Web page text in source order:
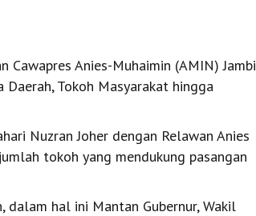
Cawapres Anies-Muhaimin (AMIN) Jambi
Tokoh Masyarakat hingga
Nuzran Joher dengan Relawan Anies
tokoh yang mendukung pasangan
dalam hal ini Mantan Gubernur, Wakil